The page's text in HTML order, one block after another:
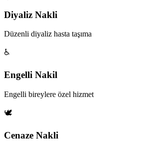
Diyaliz Nakli
Düzenli diyaliz hasta taşıma
♿
Engelli Nakil
Engelli bireylere özel hizmet
🕊️
Cenaze Nakli